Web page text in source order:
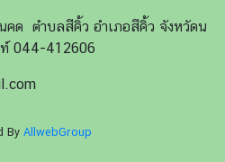
ด ตำบลสีคิ้ว อำเภอสีคิ้ว จังหวัดน
044-412606
By AllwebGroup